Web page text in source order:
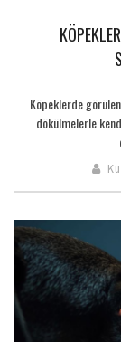
Köpeklerde
dökülmelerle